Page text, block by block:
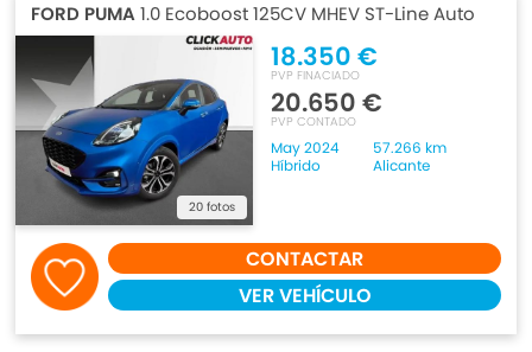
FORD PUMA1.0 Ecoboost 125CV MHEV ST-Line Auto
20 fotos
18.350 €
PVP FINACIADO
20.650 €
PVP CONTADO
May 2024
57.266 km
Híbrido
Alicante
CONTACTAR
VER VEHÍCULO